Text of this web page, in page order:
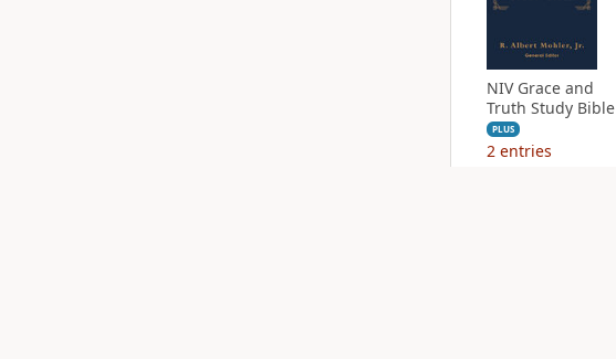
NIV Grace and
Truth Study Bible
PLUS
2 entries